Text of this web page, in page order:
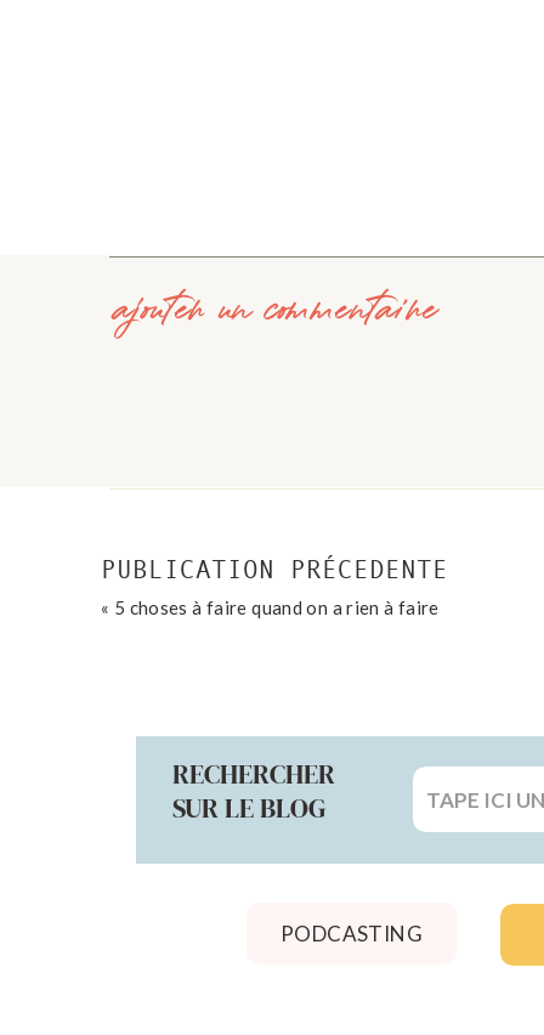
ajouter un commentaire
« 5 choses à faire quand on a rien à faire
PUBLICATION PRÉCEDENTE
Search
for:
RECHERCHER
SUR LE BLOG
PODCASTING